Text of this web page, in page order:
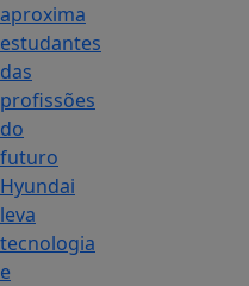
aproxima
estudantes
das
profissões
do
futuro
Hyundai
leva
tecnologia
e